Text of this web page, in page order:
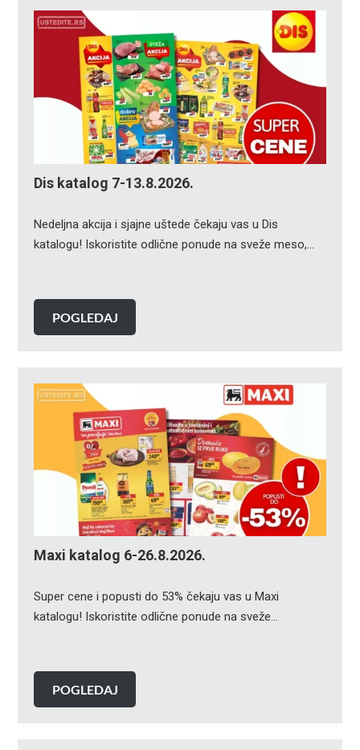
Dis katalog 7-13.8.2026.
Nedeljna akcija i sjajne uštede čekaju vas u Dis
katalogu! Iskoristite odlične ponude na sveže meso,…
POGLEDAJ
Maxi katalog 6-26.8.2026.
Super cene i popusti do 53% čekaju vas u Maxi
katalogu! Iskoristite odlične ponude na sveže…
POGLEDAJ